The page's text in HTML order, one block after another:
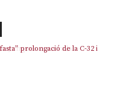
prolongació de la C-32 i